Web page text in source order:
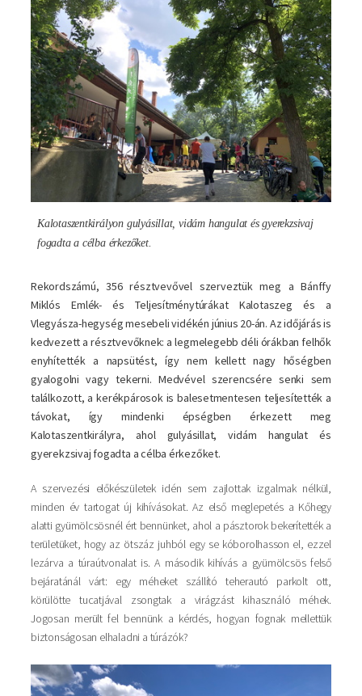
Kalotaszentkirályon gulyásillat, vidám hangulat és gyerekzsivaj
fogadta a célba érkezőket.
Rekordszámú, 356 résztvevővel szerveztük meg a Bánffy
Miklós Emlék- és Teljesítménytúrákat Kalotaszeg és a
Vlegyásza-hegység mesebeli vidékén június 20-án. Az időjárás is
kedvezett a résztvevőknek: a legmelegebb déli órákban felhők
enyhítették a napsütést, így nem kellett nagy hőségben
gyalogolni vagy tekerni. Medvével szerencsére senki sem
találkozott, a kerékpárosok is balesetmentesen teljesítették a
távokat, így mindenki épségben érkezett meg
Kalotaszentkirályra, ahol gulyásillat, vidám hangulat és
gyerekzsivaj fogadta a célba érkezőket.
A szervezési előkészületek idén sem zajlottak izgalmak nélkül,
minden év tartogat új kihívásokat. Az első meglepetés a Kőhegy
alatti gyümölcsösnél ért bennünket, ahol a pásztorok bekerítették a
területüket, hogy az ötszáz juhból egy se kóborolhasson el, ezzel
lezárva a túraútvonalat is. A második kihívás a gyümölcsös felső
bejáratánál várt: egy méheket szállító teherautó parkolt ott,
körülötte tucatjával zsongtak a virágzást kihasználó méhek.
Jogosan merült fel bennünk a kérdés, hogyan fognak mellettük
biztonságosan elhaladni a túrázók?
Kép